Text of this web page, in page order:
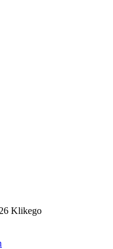
Klikego